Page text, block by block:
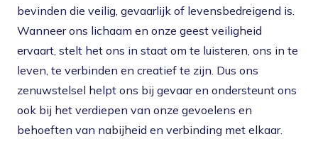
bevinden die veilig, gevaarlijk of levensbedreigend is.
Wanneer ons lichaam en onze geest veiligheid
ervaart, stelt het ons in staat om te luisteren, ons in te
leven, te verbinden en creatief te zijn. Dus ons
zenuwstelsel helpt ons bij gevaar en ondersteunt ons
ook bij het verdiepen van onze gevoelens en
behoeften van nabijheid en verbinding met elkaar.